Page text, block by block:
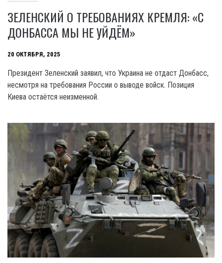
ЗЕЛЕНСКИЙ О ТРЕБОВАНИЯХ КРЕМЛЯ: «С
ДОНБАССА МЫ НЕ УЙДЁМ»
20 ОКТЯБРЯ, 2025
Президент Зеленский заявил, что Украина не отдаст Донбасс,
несмотря на требования России о выводе войск. Позиция
Киева остаётся неизменной.